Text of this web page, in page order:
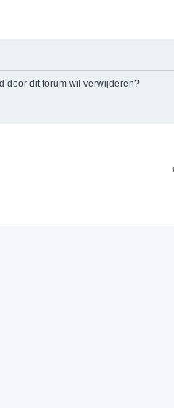
door dit forum wil verwijderen?